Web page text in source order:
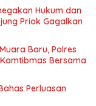
Hukum dan
Priok Gagalkan
Baru, Polres
Bersama
Perluasan